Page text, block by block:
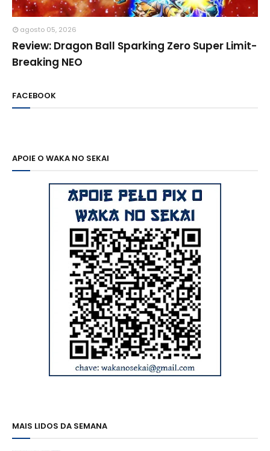
agosto 05, 2026
Review: Dragon Ball Sparking Zero Super Limit-
Breaking NEO
FACEBOOK
APOIE O WAKA NO SEKAI
MAIS LIDOS DA SEMANA